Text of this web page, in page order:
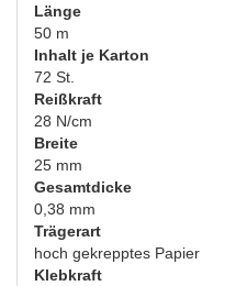
Länge
50 m
Inhalt je Karton
72 St.
Reißkraft
28 N/cm
Breite
25 mm
Gesamtdicke
0,38 mm
Trägerart
hoch gekrepptes Papier
Klebkraft